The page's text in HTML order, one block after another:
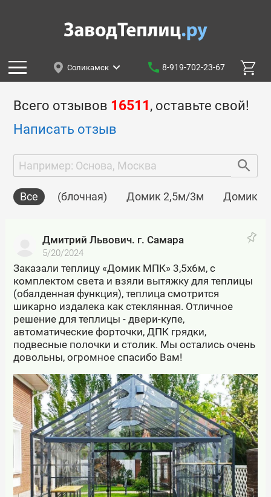
Соликамск 8-919-702-23-67
Всего отзывов 16511 , оставьте свой!
Написать отзыв
Все (блочная) Домик 2,5м/3м Домик
Дмитрий Львович. г. Самара
5/20/2024
Заказали теплицу «Домик МПК» 3,5х6м, с
комплектом света и взяли вытяжку для теплицы
(обалденная функция), теплица смотрится
шикарно издалека как стеклянная. Отличное
решение для теплицы - двери-купе,
автоматические форточки, ДПК грядки,
подвесные полочки и столик. Мы остались очень
довольны, огромное спасибо Вам!